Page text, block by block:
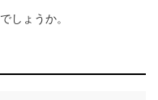
しょうか。